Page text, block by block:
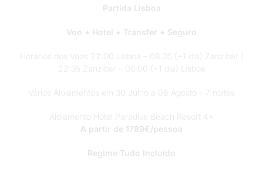
Partida Lisboa
Voo + Hotel + Transfer + Seguro
Horários dos Voos 22:00 Lisboa – 08:35 (+1 dia) Zanzibar |
22:35 Zanzibar – 06:00 (+1 dia) Lisboa
Vários Alojamentos em 30 Julho a 08 Agosto – 7 noites
Alojamento Hotel Paradise Beach Resort 4*
A partir de 1789€/pessoa
Regime Tudo Incluído